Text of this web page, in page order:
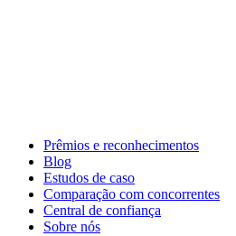
Prêmios e reconhecimentos
Blog
Estudos de caso
Comparação com concorrentes
Central de confiança
Sobre nós